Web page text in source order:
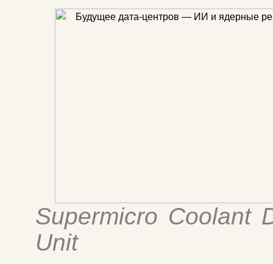
Supermicro Coolant
Unit